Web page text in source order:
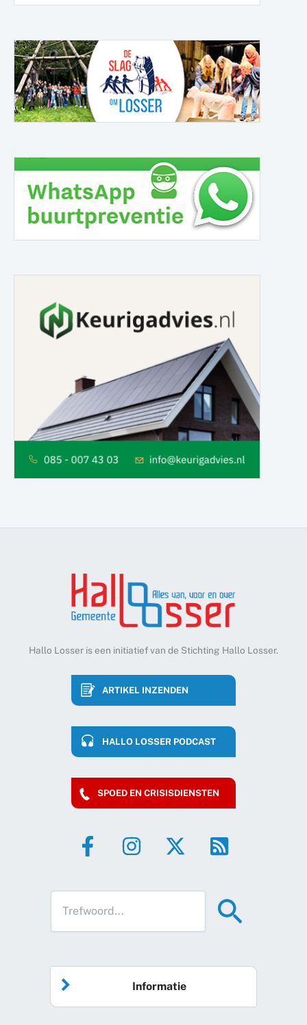
Hallo Losser is een initiatief van de Stichting Hallo Losser.
ARTIKEL INZENDEN
HALLO LOSSER PODCAST
SPOED EN CRISISDIENSTEN
Informatie